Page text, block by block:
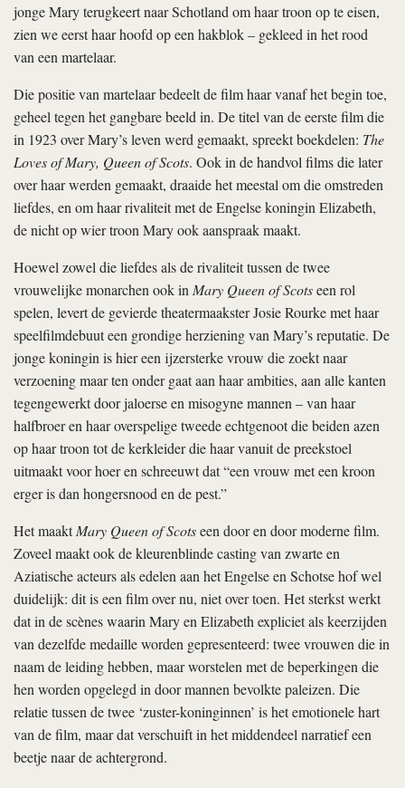
jonge Mary terugkeert naar Schotland om haar troon op te eisen,
zien we eerst haar hoofd op een hakblok – gekleed in het rood
van een martelaar.
Die positie van martelaar bedeelt de film haar vanaf het begin toe,
geheel tegen het gangbare beeld in. De titel van de eerste film die
in 1923 over Mary’s leven werd gemaakt, spreekt boekdelen: The
Loves of Mary, Queen of Scots. Ook in de handvol films die later
over haar werden gemaakt, draaide het meestal om die omstreden
liefdes, en om haar rivaliteit met de Engelse koningin Elizabeth,
de nicht op wier troon Mary ook aanspraak maakt.
Hoewel zowel die liefdes als de rivaliteit tussen de twee
vrouwelijke monarchen ook inMary Queen of Scotseen rol
spelen, levert de gevierde theatermaakster Josie Rourke met haar
speelfilmdebuut een grondige herziening van Mary’s reputatie. De
jonge koningin is hier een ijzersterke vrouw die zoekt naar
verzoening maar ten onder gaat aan haar ambities, aan alle kanten
tegengewerkt door jaloerse en misogyne mannen – van haar
halfbroer en haar overspelige tweede echtgenoot die beiden azen
op haar troon tot de kerkleider die haar vanuit de preekstoel
uitmaakt voor hoer en schreeuwt dat “een vrouw met een kroon
erger is dan hongersnood en de pest.”
Het maaktMary Queen of Scotseen door en door moderne film.
Zoveel maakt ook de kleurenblinde casting van zwarte en
Aziatische acteurs als edelen aan het Engelse en Schotse hof wel
duidelijk: dit is een film over nu, niet over toen. Het sterkst werkt
dat in de scènes waarin Mary en Elizabeth expliciet als keerzijden
van dezelfde medaille worden gepresenteerd: twee vrouwen die in
naam de leiding hebben, maar worstelen met de beperkingen die
hen worden opgelegd in door mannen bevolkte paleizen. Die
relatie tussen de twee ‘zuster-koninginnen’ is het emotionele hart
van de film, maar dat verschuift in het middendeel narratief een
beetje naar de achtergrond.